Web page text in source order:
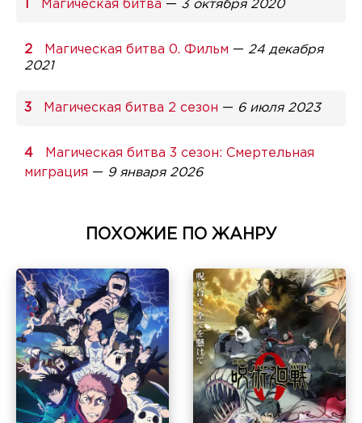
Магическая битва — 3 октября 2020
Магическая битва 0. Фильм — 24 декабря
2021
Магическая битва 2 сезон — 6 июля 2023
Магическая битва 3 сезон: Смертельная
миграция — 9 января 2026
ПОХОЖИЕ ПО ЖАНРУ